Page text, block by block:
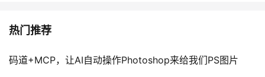
热门推荐
码道+MCP，让AI自动操作Photoshop来给我们PS图片